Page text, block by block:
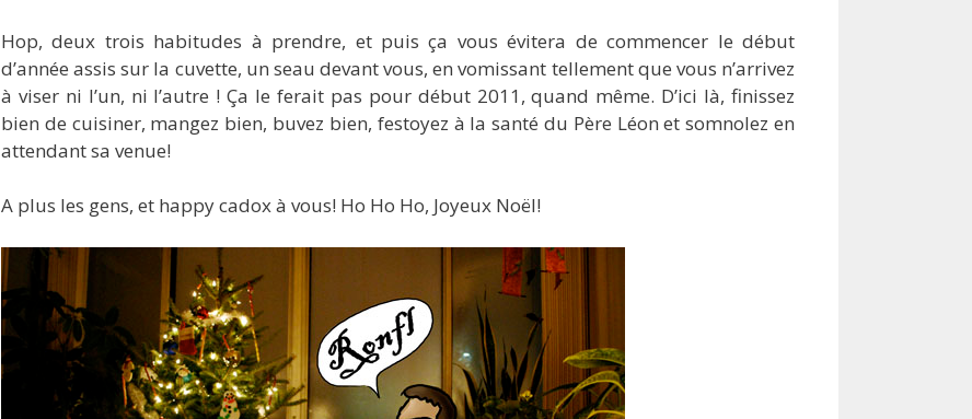
Hop, deux trois habitudes à prendre, et puis ça vous évitera de commencer le début
d’année assis sur la cuvette, un seau devant vous, en vomissant tellement que vous n’arrivez
à viser ni l’un, ni l’autre ! Ça le ferait pas pour début 2011, quand même. D’ici là, finissez
bien de cuisiner, mangez bien, buvez bien, festoyez à la santé du Père Léon et somnolez en
attendant sa venue!
A plus les gens, et happy cadox à vous! Ho Ho Ho, Joyeux Noël!